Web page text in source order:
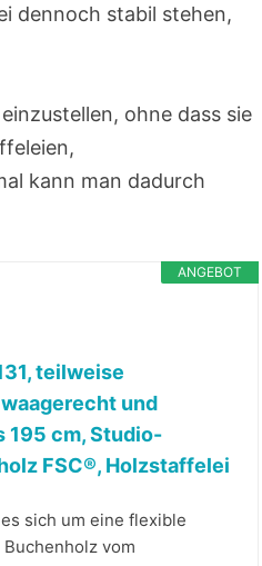
dennoch stabil stehen,
ohne dass sie
kann man dadurch
ANGEBOT
teilweise
und
195 cm, Studio-
FSC®, Holzstaffelei
sich um eine flexible
vom